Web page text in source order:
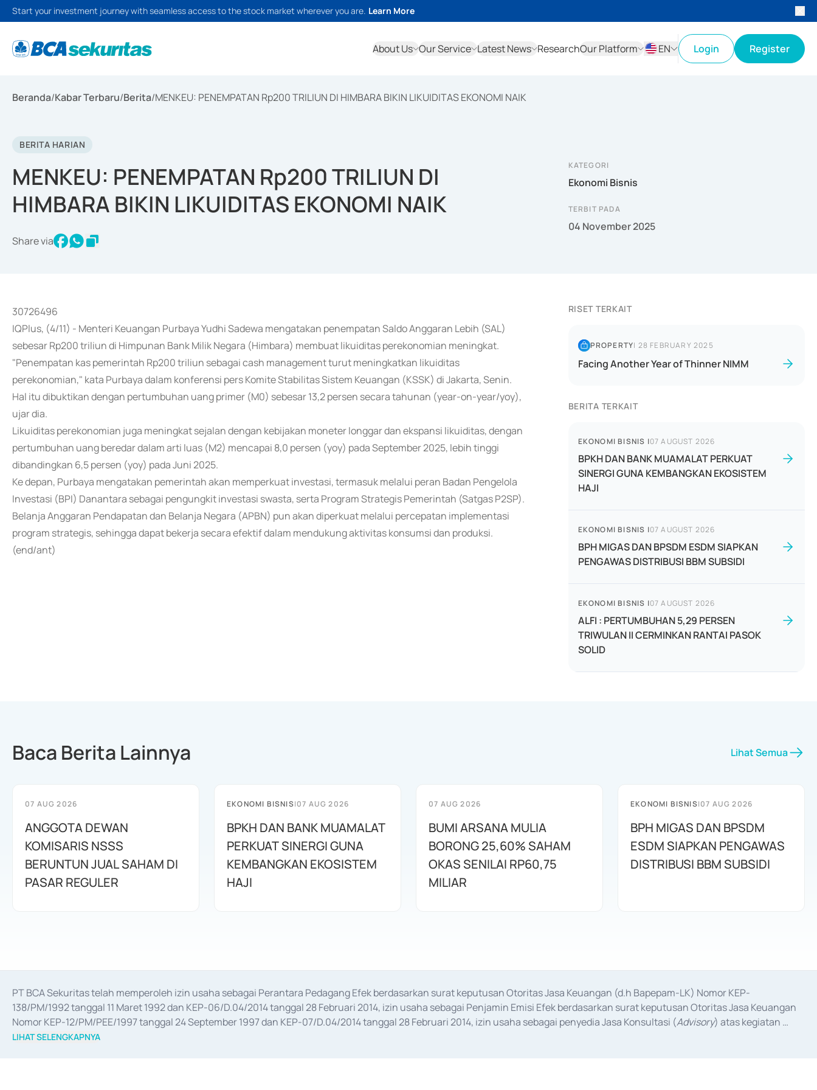
Start your investment journey with seamless access to the stock market wherever you are. Learn More
About Us Our Service Latest News ResearchOur Platform
EN
Login Register
Beranda/Kabar Terbaru/Berita/MENKEU: PENEMPATAN Rp200 TRILIUN DI HIMBARA BIKIN LIKUIDITAS EKONOMI NAIK
BERITA HARIAN
MENKEU: PENEMPATAN Rp200 TRILIUN DI
HIMBARA BIKIN LIKUIDITAS EKONOMI NAIK
Share via
KATEGORI
Ekonomi Bisnis
TERBIT PADA
04 November 2025
30726496
IQPlus, (4/11) - Menteri Keuangan Purbaya Yudhi Sadewa mengatakan penempatan Saldo Anggaran Lebih (SAL)
sebesar Rp200 triliun di Himpunan Bank Milik Negara (Himbara) membuat likuiditas perekonomian meningkat.
"Penempatan kas pemerintah Rp200 triliun sebagai cash management turut meningkatkan likuiditas
perekonomian," kata Purbaya dalam konferensi pers Komite Stabilitas Sistem Keuangan (KSSK) di Jakarta, Senin.
Hal itu dibuktikan dengan pertumbuhan uang primer (M0) sebesar 13,2 persen secara tahunan (year-on-year/yoy),
ujar dia.
Likuiditas perekonomian juga meningkat sejalan dengan kebijakan moneter longgar dan ekspansi likuiditas, dengan
pertumbuhan uang beredar dalam arti luas (M2) mencapai 8,0 persen (yoy) pada September 2025, lebih tinggi
dibandingkan 6,5 persen (yoy) pada Juni 2025.
Ke depan, Purbaya mengatakan pemerintah akan memperkuat investasi, termasuk melalui peran Badan Pengelola
Investasi (BPI) Danantara sebagai pengungkit investasi swasta, serta Program Strategis Pemerintah (Satgas P2SP).
Belanja Anggaran Pendapatan dan Belanja Negara (APBN) pun akan diperkuat melalui percepatan implementasi
program strategis, sehingga dapat bekerja secara efektif dalam mendukung aktivitas konsumsi dan produksi.
(end/ant)
RISET TERKAIT
PROPERTY| 28 FEBRUARY 2025
Facing Another Year of Thinner NIMM
BERITA TERKAIT
EKONOMI BISNIS |07 AUGUST 2026
BPKH DAN BANK MUAMALAT PERKUAT
SINERGI GUNA KEMBANGKAN EKOSISTEM
HAJI
EKONOMI BISNIS |07 AUGUST 2026
BPH MIGAS DAN BPSDM ESDM SIAPKAN
PENGAWAS DISTRIBUSI BBM SUBSIDI
EKONOMI BISNIS |07 AUGUST 2026
ALFI : PERTUMBUHAN 5,29 PERSEN
TRIWULAN II CERMINKAN RANTAI PASOK
SOLID
Baca Berita Lainnya Lihat Semua
07 AUG 2026
ANGGOTA DEWAN
KOMISARIS NSSS
BERUNTUN JUAL SAHAM DI
PASAR REGULER
EKONOMI BISNIS|07 AUG 2026
BPKH DAN BANK MUAMALAT
PERKUAT SINERGI GUNA
KEMBANGKAN EKOSISTEM
HAJI
07 AUG 2026
BUMI ARSANA MULIA
BORONG 25,60% SAHAM
OKAS SENILAI RP60,75
MILIAR
EKONOMI BISNIS|07 AUG 2026
BPH MIGAS DAN BPSDM
ESDM SIAPKAN PENGAWAS
DISTRIBUSI BBM SUBSIDI
PT BCA Sekuritas telah memperoleh izin usaha sebagai Perantara Pedagang Efek berdasarkan surat keputusan Otoritas Jasa Keuangan (d.h Bapepam-LK) Nomor KEP-
138/PM/1992 tanggal 11 Maret 1992 dan KEP-06/D.04/2014 tanggal 28 Februari 2014, izin usaha sebagai Penjamin Emisi Efek berdasarkan surat keputusan Otoritas Jasa Keuangan
Nomor KEP-12/PM/PEE/1997 tanggal 24 September 1997 dan KEP-07/D.04/2014 tanggal 28 Februari 2014, izin usaha sebagai penyedia Jasa Konsultasi (Advisory) atas kegiatan
merger, akuisisi, divestasi, dan
LIHAT SELENGKAPNYA